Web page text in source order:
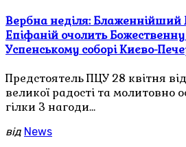
Вербна неділя:
Епіфаній очолить Божественну
Успенському соборі Києво-
Предстоятель ПЦУ 28 квітня
великої радості та молитовно
гілки З нагоди…
від News